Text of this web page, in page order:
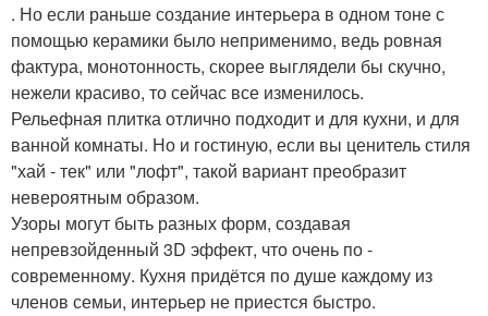
. Но если раньше создание интерьера в одном тоне с
помощью керамики было неприменимо, ведь ровная
фактура, монотонность, скорее выглядели бы скучно,
нежели красиво, то сейчас все изменилось.
Рельефная плитка отлично подходит и для кухни, и для
ванной комнаты. Но и гостиную, если вы ценитель стиля
"хай - тек" или "лофт", такой вариант преобразит
невероятным образом.
Узоры могут быть разных форм, создавая
непревзойденный 3D эффект, что очень по -
современному. Кухня придётся по душе каждому из
членов семьи, интерьер не приестся быстро.